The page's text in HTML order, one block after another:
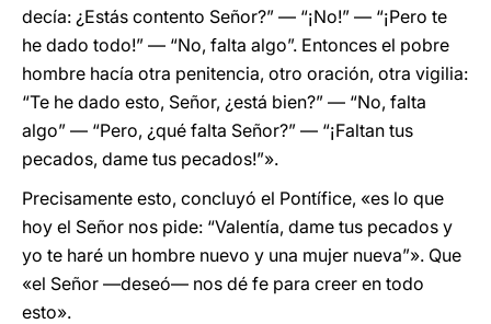
decía: ¿Estás contento Señor?” — “¡No!” — “¡Pero te
he dado todo!” — “No, falta algo”. Entonces el pobre
hombre hacía otra penitencia, otro oración, otra vigilia:
“Te he dado esto, Señor, ¿está bien?” — “No, falta
algo” — “Pero, ¿qué falta Señor?” — “¡Faltan tus
pecados, dame tus pecados!”».
Precisamente esto, concluyó el Pontífice, «es lo que
hoy el Señor nos pide: “Valentía, dame tus pecados y
yo te haré un hombre nuevo y una mujer nueva”». Que
«el Señor —deseó— nos dé fe para creer en todo
esto».